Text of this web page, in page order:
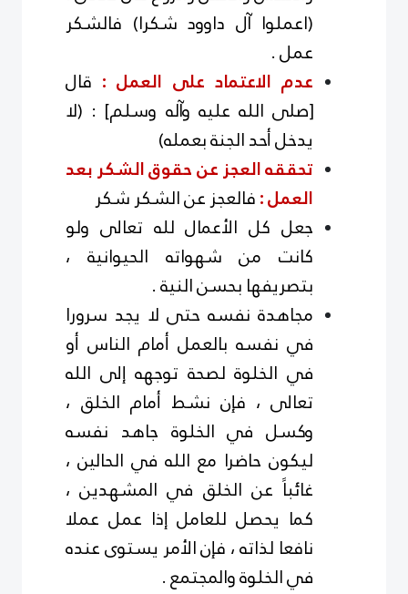
(اعملوا آل داوود شكرا) فالشكر
عمل .
عدم الاعتماد على العمل : قال
[صلى الله عليه وآله وسلم] : (لا
يدخل أحد الجنة بعمله)
تحققه العجز عن حقوق الشكر بعد
العمل :فالعجز عن الشكر شكر
جعل كل الأعمال لله تعالى ولو
كانت من شهواته الحيوانية ،
بتصريفها بحسن النية .
مجاهدة نفسه حتى لا يجد سرورا
في نفسه بالعمل أمام الناس أو
في الخلوة لصحة توجهه إلى الله
تعالى ، فإن نشط أمام الخلق ،
وكسل في الخلوة جاهد نفسه
ليكون حاضرا مع الله في الحالين ،
غائباً عن الخلق في المشهدين ،
كما يحصل للعامل إذا عمل عملا
نافعا لذاته ، فإن الأمر يستوى عنده
في الخلوة والمجتمع .